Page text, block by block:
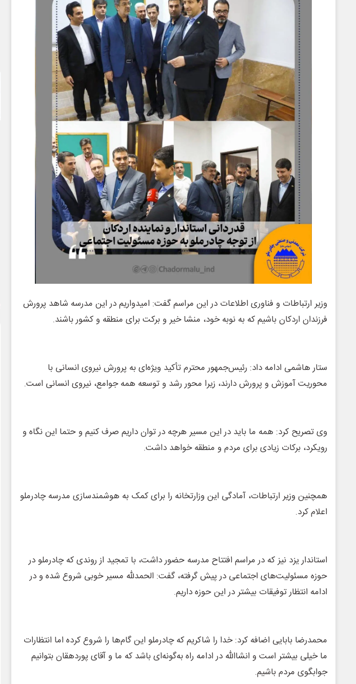
وزیر ارتباطات و فناوری اطلاعات در این مراسم گفت: امیدواریم در این مدرسه شاهد پرورش
فرزندان اردکان باشیم که به نوبه خود، منشا خیر و برکت برای منطقه و کشور باشند.
ستار هاشمی ادامه داد: رئیس‌جمهور محترم تأکید ویژه‌ای به پرورش نیروی انسانی با
محوریت آموزش و پرورش دارند، زیرا محور رشد و توسعه همه جوامع، نیروی انسانی است.
وی تصریح کرد: همه ما باید در این مسیر هرچه در توان داریم صرف کنیم و حتما این نگاه و
رویکرد، برکات زیادی برای مردم و منطقه خواهد داشت.
همچنین وزیر ارتباطات، آمادگی این وزارتخانه را برای کمک به هوشمندسازی مدرسه چادرملو
اعلام کرد.
استاندار یزد نیز که در مراسم افتتاح مدرسه حضور داشت، با تمجید از روندی که چادرملو در
حوزه مسئولیت‌های اجتماعی در پیش گرفته، گفت: الحمدلله مسیر خوبی شروع شده و در
ادامه انتظار توفیقات بیشتر در این حوزه داریم.
محمدرضا بابایی اضافه کرد: خدا را شاکریم که چادرملو این گام‌ها را شروع کرده اما انتظارات
ما خیلی بیشتر است و انشاالله در ادامه راه به‌گونه‌ای باشد که ما و آقای پوردهقان بتوانیم
جوابگوی مردم باشیم.